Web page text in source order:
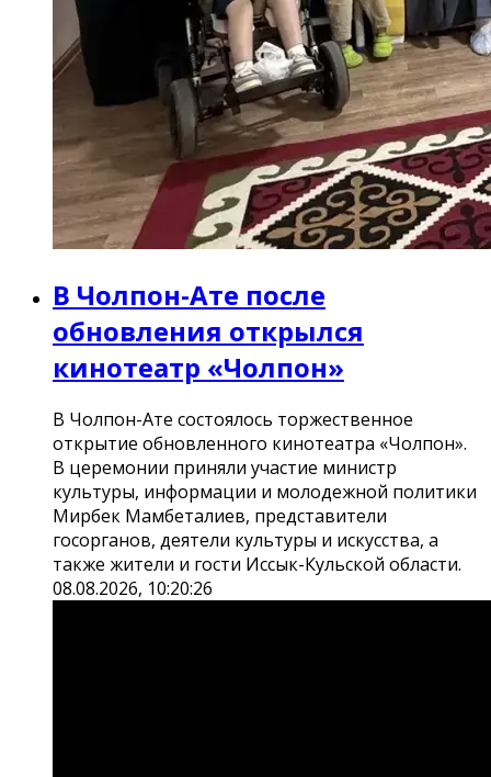
В Чолпон-Ате после
обновления открылся
кинотеатр «Чолпон»
В Чолпон-Ате состоялось торжественное
открытие обновленного кинотеатра «Чолпон».
В церемонии приняли участие министр
культуры, информации и молодежной политики
Мирбек Мамбеталиев, представители
госорганов, деятели культуры и искусства, а
также жители и гости Иссык-Кульской области.
08.08.2026, 10:20:26